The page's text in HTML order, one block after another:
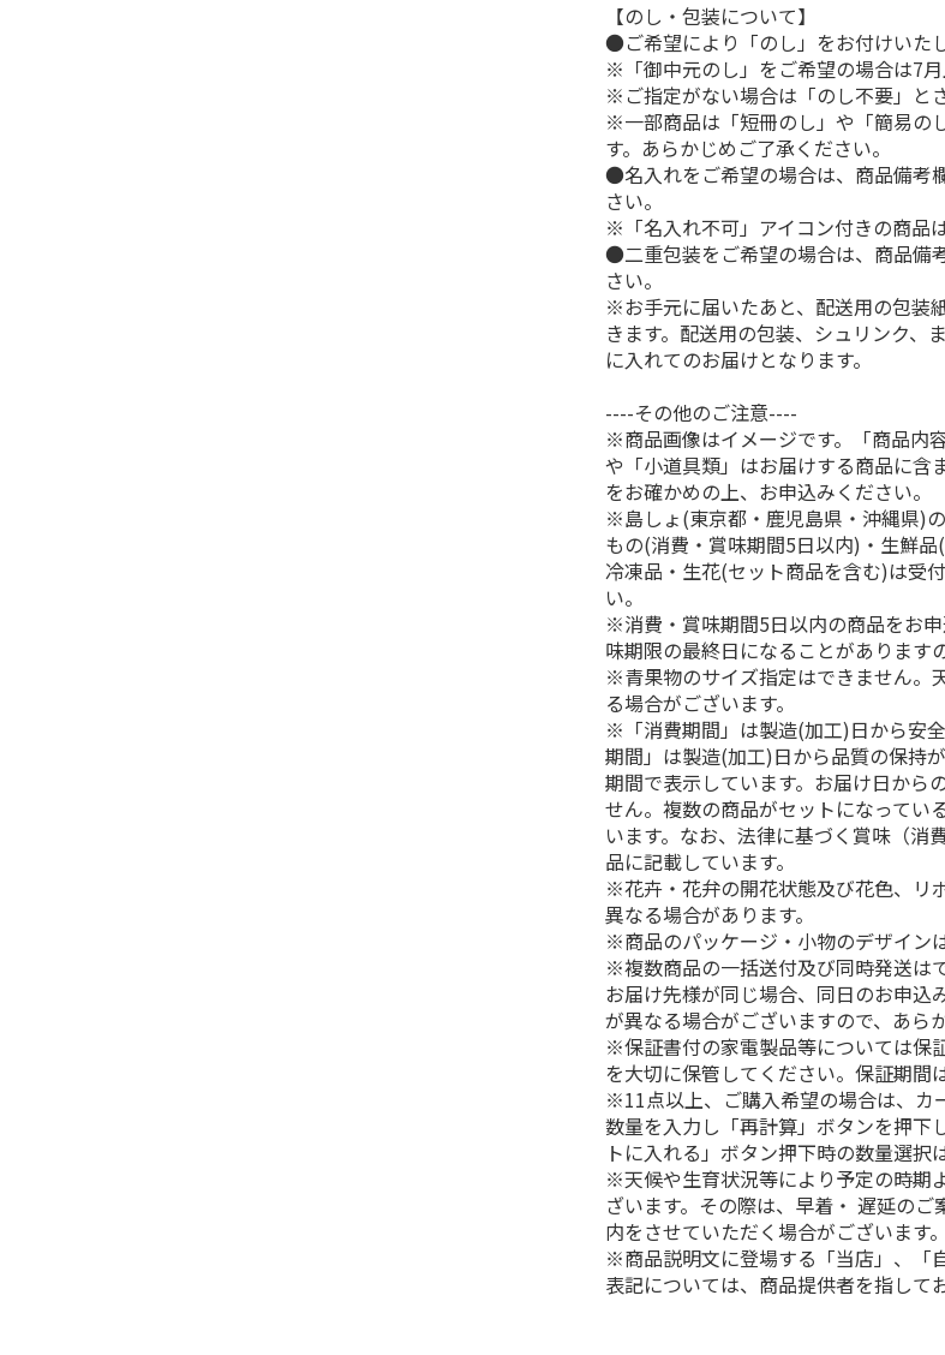
【のし・包装について】
●ご希望により「のし」をお付けいたし
※「御中元のし」をご希望の場合は7月
※ご指定がない場合は「のし不要」と
※一部商品は「短冊のし」や「簡易の
す。あらかじめご了承ください。
●名入れをご希望の場合は、商品備考
さい。
※「名入れ不可」アイコン付きの商品
●二重包装をご希望の場合は、商品備
さい。
※お手元に届いたあと、配送用の包装
きます。配送用の包装、シュリンク、
に入れてのお届けとなります。
----その他のご注意----
※商品画像はイメージです。「商品内
や「小道具類」はお届けする商品に含
をお確かめの上、お申込みください。
※島しょ(東京都・鹿児島県・沖縄県)
もの(消費・賞味期間5日以内)・生鮮
冷凍品・生花(セット商品を含む)は受
い。
※消費・賞味期間5日以内の商品をお
味期限の最終日になることがあります
※青果物のサイズ指定はできません。
る場合がございます。
※「消費期間」は製造(加工)日から安
期間」は製造(加工)日から品質の保持
期間で表示しています。お届け日から
せん。複数の商品がセットになってい
います。なお、法律に基づく賞味（消
品に記載しています。
※花卉・花弁の開花状態及び花色、リ
異なる場合があります。
※商品のパッケージ・小物のデザイン
※複数商品の一括送付及び同時発送は
お届け先様が同じ場合、同日のお申込
が異なる場合がございますので、あら
※保証書付の家電製品等については保
を大切に保管してください。保証期間
※11点以上、ご購入希望の場合は、カ
数量を入力し「再計算」ボタンを押下
トに入れる」ボタン押下時の数量選択
※天候や生育状況等により予定の時期
ざいます。その際は、早着・ 遅延の
内をさせていただく場合がございます。
※商品説明文に登場する「当店」、「
表記については、商品提供者を指して